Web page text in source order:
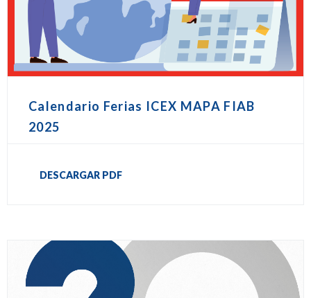
Calendario Ferias ICEX MAPA FIAB
2025
DESCARGAR PDF